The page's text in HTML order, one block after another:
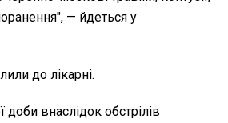
— йдеться у
до лікарні.
внаслідок обстрілів